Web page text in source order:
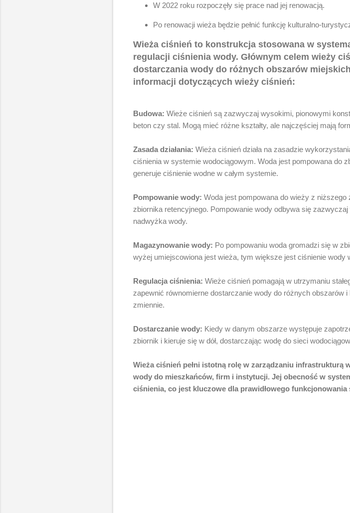
W 2022 roku rozpoczęły się prace nad jej renowacją.
Po renowacji wieża będzie pełnić funkcję kulturalno-
Wieża ciśnień to konstrukcja stosowana w
regulacji ciśnienia wody. Głównym celem wieży
dostarczania wody do różnych obszarów
informacji dotyczących wieży ciśnień:
Budowa: Wieże ciśnień są zazwyczaj wysokimi, pionowymi
beton czy stal. Mogą mieć różne kształty, ale najczęściej mają
Zasada działania: Wieża ciśnień działa na zasadzie
ciśnienia w systemie wodociągowym. Woda jest pompowana do
generuje ciśnienie wodne w całym systemie.
Pompowanie wody: Woda jest pompowana do wieży z niższego
zbiornika retencyjnego. Pompowanie wody odbywa się
nadwyżka wody.
Magazynowanie wody: Po pompowaniu woda gromadzi się w
wyżej umiejscowiona jest wieża, tym większe jest ciśnienie wody
Regulacja ciśnienia: Wieże ciśnień pomagają w utrzymaniu
zapewnić równomierne dostarczanie wody do różnych obszarów
zmiennie.
Dostarczanie wody: Kiedy w danym obszarze występuje
zbiornik i kieruje się w dół, dostarczając wodę do sieci
Wieża ciśnień pełni istotną rolę w zarządzaniu
wody do mieszkańców, firm i instytucji. Jej obecność w
ciśnienia, co jest kluczowe dla prawidłowego